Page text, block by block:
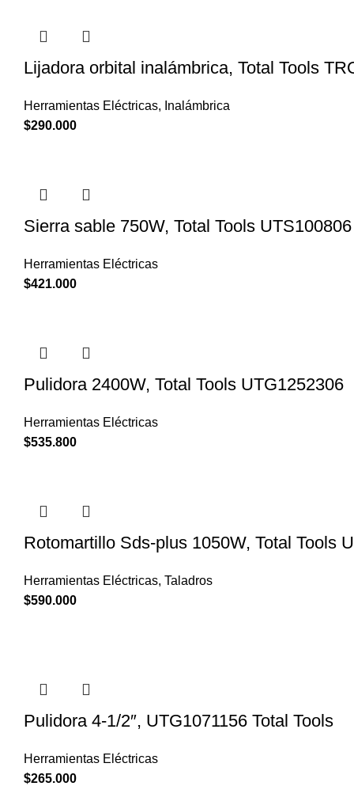
Lijadora orbital inalámbrica, Total Tools
Herramientas Eléctricas, Inalámbrica
$290.000
Sierra sable 750W, Total Tools UTS100806
Herramientas Eléctricas
$421.000
Pulidora 2400W, Total Tools UTG1252306
Herramientas Eléctricas
$535.800
Rotomartillo Sds-plus 1050W, Total Tools
Herramientas Eléctricas, Taladros
$590.000
Pulidora 4-1/2″, UTG1071156 Total Tools
Herramientas Eléctricas
$265.000